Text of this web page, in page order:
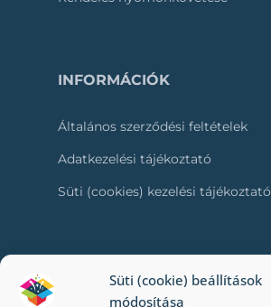
Süti (cookie) beállítások
módosítása
INFORMÁCIÓK
Általános szerződési feltételek
Adatkezelési tájékoztató
Süti (cookies) kezelési tájékoztató
RÓLUNK